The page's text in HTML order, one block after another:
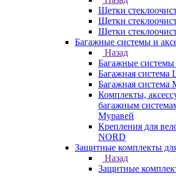
Щетки
Щетки
Щетки
Багажные системы и
Назад
Багажные системы
Багажная
Багажная система
Комплекты,
багажным
Муравей
Крепления для
NORD
Защитные комплекты
Назад
Защитные